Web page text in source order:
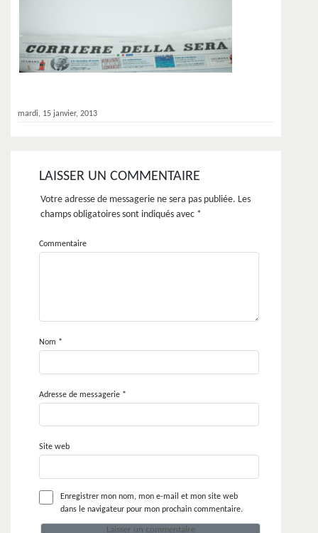
mardi, 15 janvier, 2013
LAISSER UN COMMENTAIRE
Votre adresse de messagerie ne sera pas publiée. Les
champs obligatoires sont indiqués avec *
Commentaire
Nom *
Adresse de messagerie *
Site web
Enregistrer mon nom, mon e-mail et mon site web
dans le navigateur pour mon prochain commentaire.